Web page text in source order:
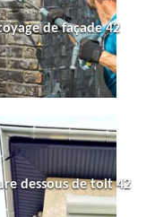
de façade 42
dessous de toit 42